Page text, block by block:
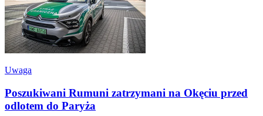
Uwaga
Poszukiwani Rumuni zatrzymani na Okęciu przed
odlotem do Paryża